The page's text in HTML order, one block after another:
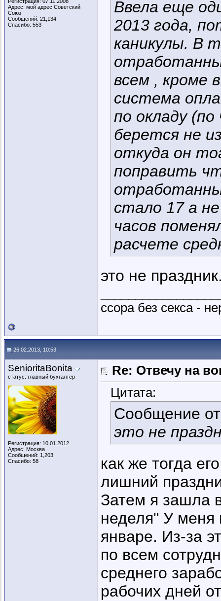
Адрес: мой адрес Советский
Союз
Сообщений: 21,134
Спасибо: 553
Ввела еще
2013 года,
каникулы. В
всем , кроме
система
по окладу
берется не
откуда он
поправить
стало 17 а
часов
расчете
это не
ссора без секса -
26.02.2013, 10:53
SenioritaBonita
статус: главный бухгалтер
Регистрация: 10.01.2012
Адрес: Москва
Сообщений: 1,203
Спасибо: 58
Re: Отвечу на
Цитата:
Сообщение
это не
как же тогда
лишний
Затем я зашла
неделя" У меня
январе. Из-за
по всем
среднего
рабочих дней